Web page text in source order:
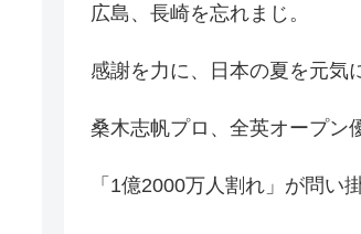
広島、長崎を忘れまじ。
感謝を力に、日本の夏を元気
桑木志帆プロ、全英オープン
「1億2000万人割れ」が問い